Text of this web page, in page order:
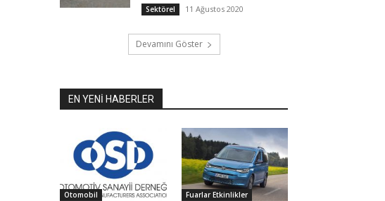
Sektörel 11 Ağustos 2020
Devamını Göster
EN YENİ HABERLER
Otomobil Fuarlar Etkinlikler